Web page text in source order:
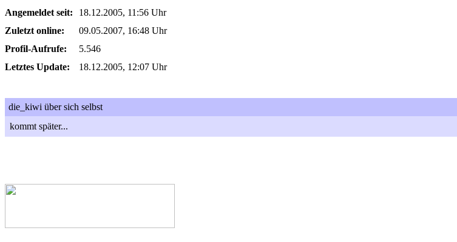
Angemeldet seit:
18.12.2005, 11:56 Uhr
Zuletzt online:
09.05.2007, 16:48 Uhr
Profil-Aufrufe:
5.546
Letztes Update:
18.12.2005, 12:07 Uhr
die_kiwi über sich selbst
kommt später...